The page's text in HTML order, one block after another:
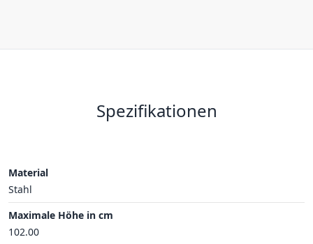
Spezifikationen
Material
Stahl
Maximale Höhe in cm
102.00